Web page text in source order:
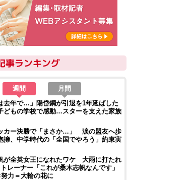
週間
月間
去年で…」陽岱鋼が引退を1年延ばした
もの学校で感動…スターを支えた家族
カー決勝で「まさか…」 涙の盟友へ歩
擁、中学時代の「全国でやろう」約束実
が全英女王になれたワケ 大雨に打たれ
レーナー「これが桑木志帆なんです」
力＝大輪の花に